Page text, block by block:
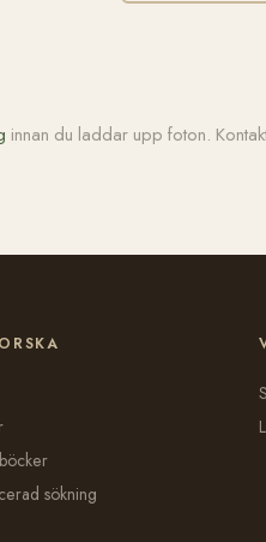
innan du laddar upp foton.
sökning